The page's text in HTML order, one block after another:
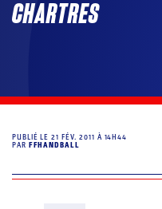
CHARTRES
PUBLIÉ LE21 FÉV. 2011 À 14H44
PAR FFHANDBALL